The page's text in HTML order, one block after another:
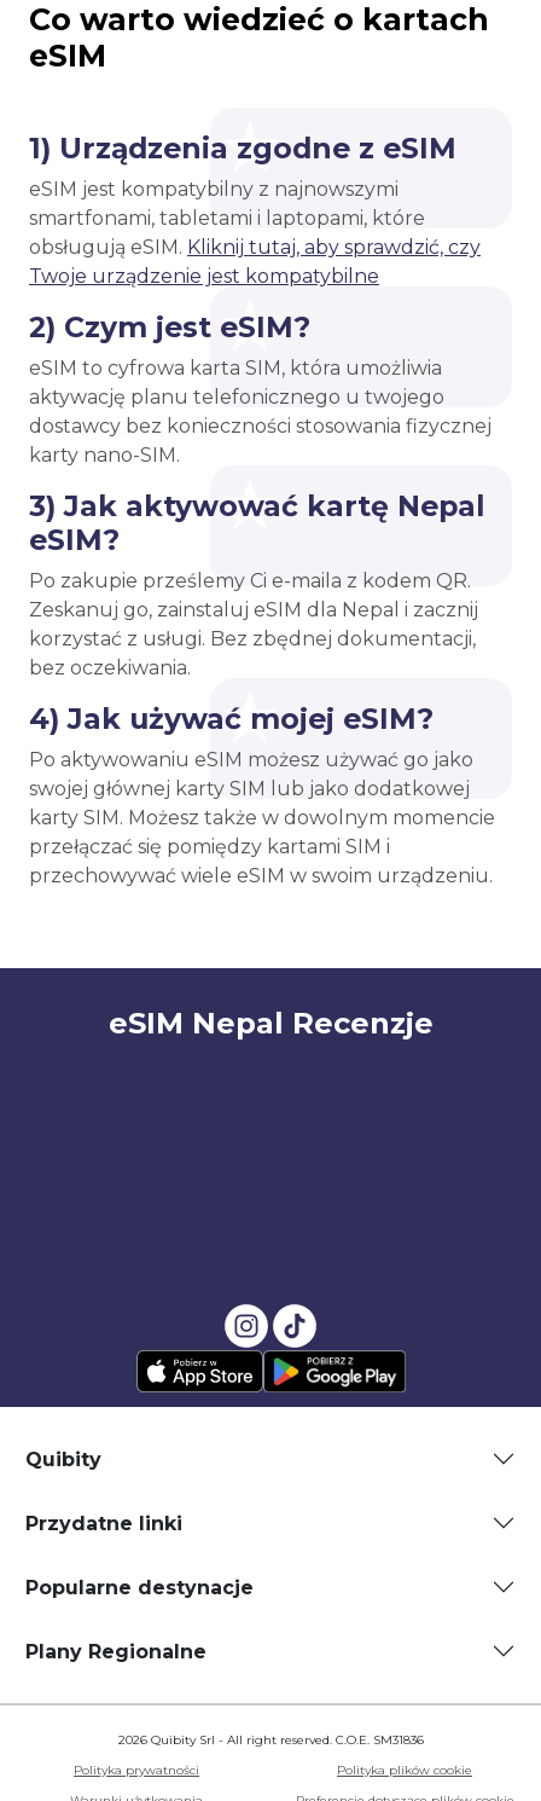
Co warto wiedzieć o kartach
eSIM
1) Urządzenia zgodne z eSIM
eSIM jest kompatybilny z najnowszymi
smartfonami, tabletami i laptopami, które
obsługują eSIM. Kliknij tutaj, aby sprawdzić, czy
Twoje urządzenie jest kompatybilne
2) Czym jest eSIM?
eSIM to cyfrowa karta SIM, która umożliwia
aktywację planu telefonicznego u twojego
dostawcy bez konieczności stosowania fizycznej
karty nano-SIM.
3) Jak aktywować kartę Nepal
eSIM?
Po zakupie prześlemy Ci e-maila z kodem QR.
Zeskanuj go, zainstaluj eSIM dla Nepal i zacznij
korzystać z usługi. Bez zbędnej dokumentacji,
bez oczekiwania.
4) Jak używać mojej eSIM?
Po aktywowaniu eSIM możesz używać go jako
swojej głównej karty SIM lub jako dodatkowej
karty SIM. Możesz także w dowolnym momencie
przełączać się pomiędzy kartami SIM i
przechowywać wiele eSIM w swoim urządzeniu.
eSIM Nepal Recenzje
Quibity
Przydatne linki
Popularne destynacje
Plany Regionalne
2026 Quibity Srl - All right reserved. C.O.E. SM31836
Polityka prywatności
Polityka plików cookie